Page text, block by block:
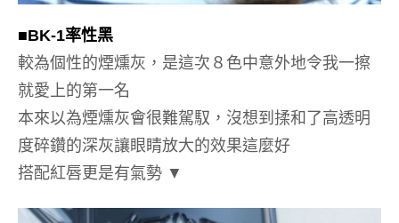
■BK-1率性黑
較為個性的煙燻灰，是這次８色中意外地令我一擦
就愛上的第一名
本來以為煙燻灰會很難駕馭，沒想到揉和了高透明
度碎鑽的深灰讓眼睛放大的效果這麼好
搭配紅唇更是有氣勢 ▼